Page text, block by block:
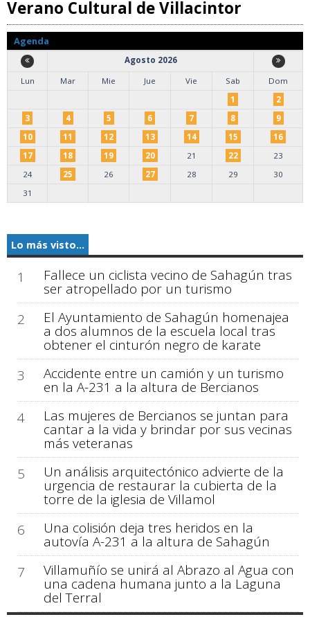
Verano Cultural de Villacintor
Agenda
Agosto 2026
Lun
Mar Mie Jue Vie Sab
Dom
1
2
3
4 5 6 7 8
9
10
11 12 13 14 15
16
17
18 19 20 21 22
23
24
25 26 27 28 29
30
31
Lo más visto...
1 Fallece un ciclista vecino de Sahagún tras
ser atropellado por un turismo
2
El Ayuntamiento de Sahagún homenajea
a dos alumnos de la escuela local tras
obtener el cinturón negro de karate
3
Accidente entre un camión y un turismo
en la A-231 a la altura de Bercianos
4
Las mujeres de Bercianos se juntan para
cantar a la vida y brindar por sus vecinas
más veteranas
5
Un análisis arquitectónico advierte de la
urgencia de restaurar la cubierta de la
torre de la iglesia de Villamol
6
Una colisión deja tres heridos en la
autovía A-231 a la altura de Sahagún
7
Villamuñío se unirá al Abrazo al Agua con
una cadena humana junto a la Laguna
del Terral